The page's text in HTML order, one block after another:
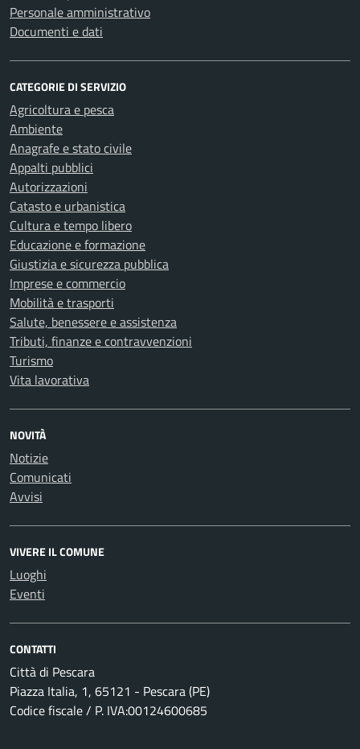
Personale amministrativo
Documenti e dati
CATEGORIE DI SERVIZIO
Agricoltura e pesca
Ambiente
Anagrafe e stato civile
Appalti pubblici
Autorizzazioni
Catasto e urbanistica
Cultura e tempo libero
Educazione e formazione
Giustizia e sicurezza pubblica
Imprese e commercio
Mobilità e trasporti
Salute, benessere e assistenza
Tributi, finanze e contravvenzioni
Turismo
Vita lavorativa
NOVITÀ
Notizie
Comunicati
Avvisi
VIVERE IL COMUNE
Luoghi
Eventi
CONTATTI
Città di Pescara
Piazza Italia, 1, 65121 - Pescara (PE)
Codice fiscale / P. IVA:00124600685